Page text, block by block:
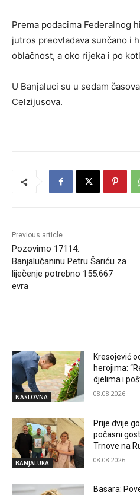
Prema podacima Federalnog
jutros preovladava sunčano i
oblačnost, a oko rijeka i po
U Banjaluci su u sedam
Celzijusova.
Previous article
Pozovimo 17114:
Banjalučaninu Petru Šariću za
liječenje potrebno 155.667
evra
NASLOVNA
Kresojević
herojima:
djelima i
08.08.2026.
BANJALUKA
Prije dvije
počasni
Trnove na
08.08.2026.
Basara: